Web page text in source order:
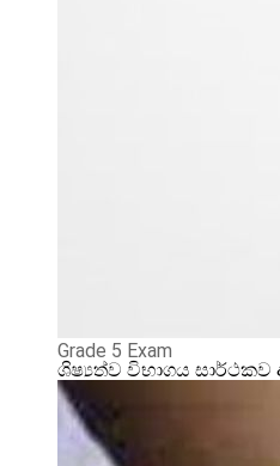
Grade 5 Exam
ශිෂ්‍යත්ව විභාගය